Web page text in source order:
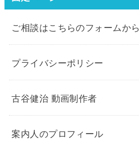
ご相談はこちらのフォームから
プライバシーポリシー
古谷健治 動画制作者
案内人のプロフィール